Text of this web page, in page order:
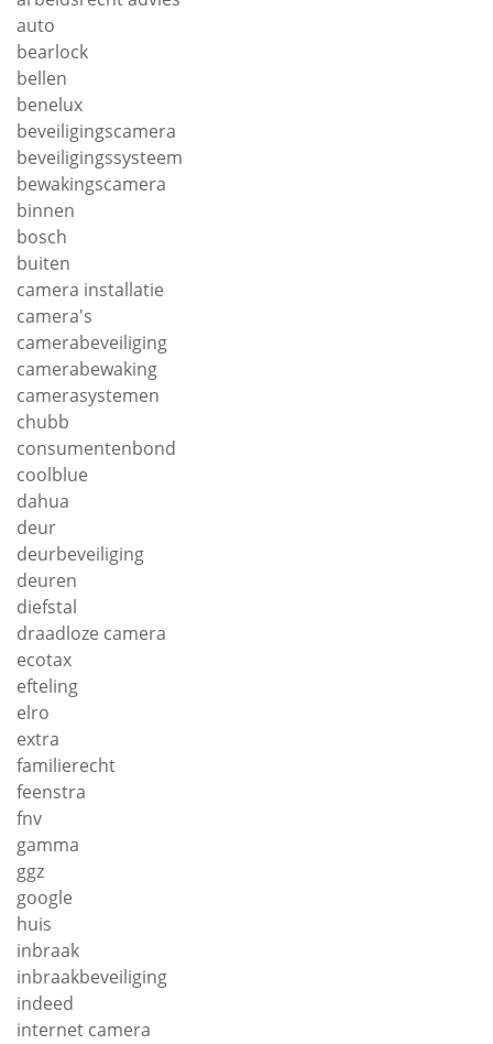
auto
bearlock
bellen
benelux
beveiligingscamera
beveiligingssysteem
bewakingscamera
binnen
bosch
buiten
camera installatie
camera's
camerabeveiliging
camerabewaking
camerasystemen
chubb
consumentenbond
coolblue
dahua
deur
deurbeveiliging
deuren
diefstal
draadloze camera
ecotax
efteling
elro
extra
familierecht
feenstra
fnv
gamma
ggz
google
huis
inbraak
inbraakbeveiliging
indeed
internet camera